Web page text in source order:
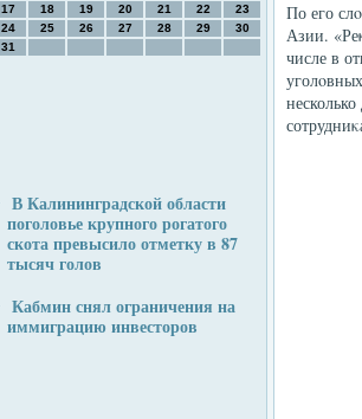
17
18 19 20 21 22
23
24
25 26 27 28 29
30
31
В Калининградской области
поголовье крупного рогатого
скота превысило отметку в 87
тысяч голов
Кабмин снял ограничения на
иммиграцию инвесторов
По его
Азии.
числе в